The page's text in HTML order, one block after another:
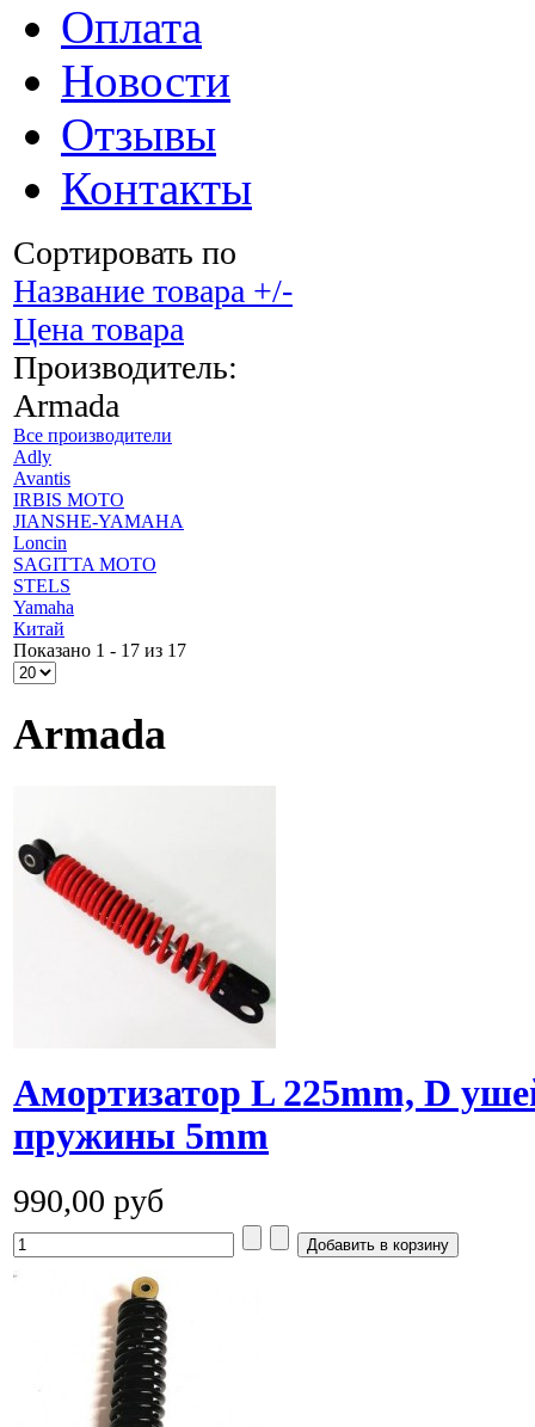
Оплата
Новости
Отзывы
Контакты
Сортировать по
Название товара +/-
Цена товара
Производитель:
Armada
Все производители
Adly
Avantis
IRBIS MOTO
JIANSHE-YAMAHA
Loncin
SAGITTA MOTO
STELS
Yamaha
Китай
Показано 1 - 17 из 17
Armada
Амортизатор L 225mm, D
пружины 5mm
990,00 руб